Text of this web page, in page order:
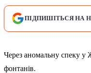
ПІДПИШІТЬСЯ НА
Через аномальну спеку
фонтанів.